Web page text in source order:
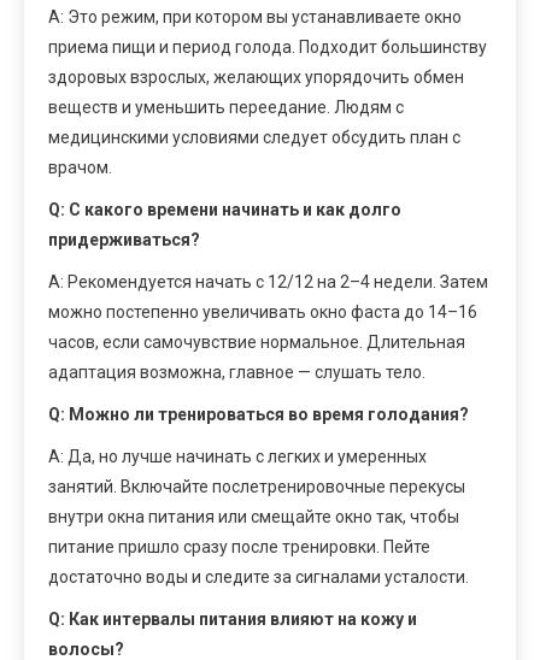
A: Это режим, при котором вы устанавливаете окно
приема пищи и период голода. Подходит большинству
здоровых взрослых, желающих упорядочить обмен
веществ и уменьшить переедание. Людям с
медицинскими условиями следует обсудить план с
врачом.
Q: С какого времени начинать и как долго
придерживаться?
A: Рекомендуется начать с 12/12 на 2–4 недели. Затем
можно постепенно увеличивать окно фаста до 14–16
часов, если самочувствие нормальное. Длительная
адаптация возможна, главное — слушать тело.
Q: Можно ли тренироваться во время голодания?
A: Да, но лучше начинать с легких и умеренных
занятий. Включайте послетренировочные перекусы
внутри окна питания или смещайте окно так, чтобы
питание пришло сразу после тренировки. Пейте
достаточно воды и следите за сигналами усталости.
Q: Как интервалы питания влияют на кожу и
волосы?